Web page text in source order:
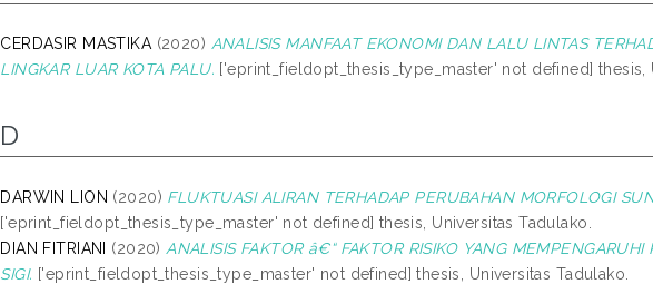
CERDASIR MASTIKA (2020) ANALISIS MANFAAT EKONOMI DAN LALU LINTAS
LINGKAR LUAR KOTA PALU. ['eprint_fieldopt_thesis_type_master' not defined] thesis,
D
DARWIN LION (2020) FLUKTUASI ALIRAN TERHADAP PERUBAHAN MORFOLOGI
['eprint_fieldopt_thesis_type_master' not defined] thesis, Universitas Tadulako.
DIAN FITRIANI (2020) ANALISIS FAKTOR â€“ FAKTOR RISIKO YANG
SIGI. ['eprint_fieldopt_thesis_type_master' not defined] thesis, Universitas Tadulako.